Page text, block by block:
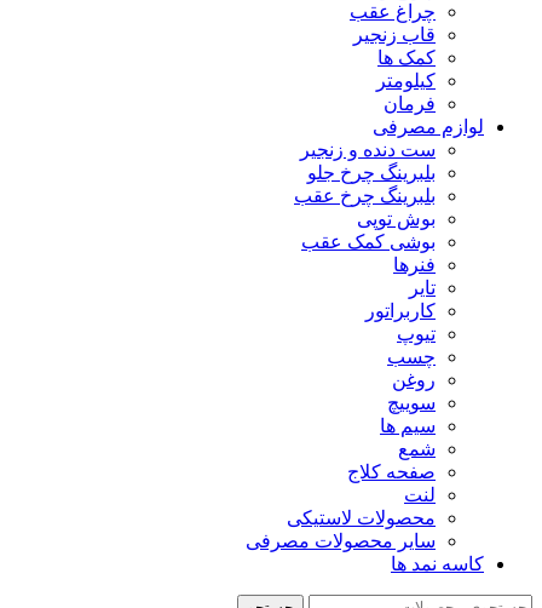
چراغ عقب
قاب زنجیر
کمک ها
کیلومتر
فرمان
لوازم مصرفی
ست دنده و زنجیر
بلبرینگ چرخ جلو
بلبرینگ چرخ عقب
بوش توپی
بوشی کمک عقب
فنرها
تایر
کاربراتور
تیوپ
چسب
روغن
سوییچ
سیم ها
شمع
صفحه کلاج
لنت
محصولات لاستیکی
سایر محصولات مصرفی
کاسه نمد ها